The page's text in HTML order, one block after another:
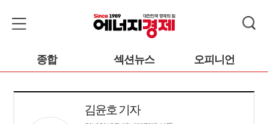
종합 섹션뉴스 오피니언
김윤호 기자